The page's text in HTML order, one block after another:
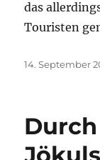
das
Touristen
Veröffentlicht
14. September